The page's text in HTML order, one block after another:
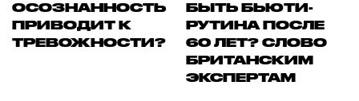
ОСОЗНАННОСТЬ
ПРИВОДИТ К
ТРЕВОЖНОСТИ?
БЫТЬ БЬЮТИ-
РУТИНА ПОСЛЕ
60 ЛЕТ? СЛОВО
БРИТАНСКИМ
ЭКСПЕРТАМ